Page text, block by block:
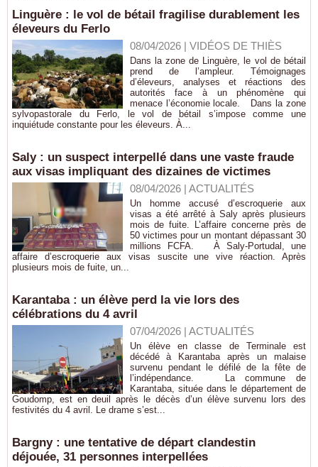
Linguère : le vol de bétail fragilise durablement les
éleveurs du Ferlo
08/04/2026| VIDÉOS DE THIÈS
Dans la zone de Linguère, le vol de bétail
prend de l’ampleur. Témoignages
d’éleveurs, analyses et réactions des
autorités face à un phénomène qui
menace l’économie locale. Dans la zone
sylvopastorale du Ferlo, le vol de bétail s’impose comme une
inquiétude constante pour les éleveurs. À...
Saly : un suspect interpellé dans une vaste fraude
aux visas impliquant des dizaines de victimes
08/04/2026| ACTUALITÉS
Un homme accusé d’escroquerie aux
visas a été arrêté à Saly après plusieurs
mois de fuite. L’affaire concerne près de
50 victimes pour un montant dépassant 30
millions FCFA. À Saly-Portudal, une
affaire d’escroquerie aux visas suscite une vive réaction. Après
plusieurs mois de fuite, un...
Karantaba : un élève perd la vie lors des
célébrations du 4 avril
07/04/2026| ACTUALITÉS
Un élève en classe de Terminale est
décédé à Karantaba après un malaise
survenu pendant le défilé de la fête de
l’indépendance. La commune de
Karantaba, située dans le département de
Goudomp, est en deuil après le décès d’un élève survenu lors des
festivités du 4 avril. Le drame s’est...
Bargny : une tentative de départ clandestin
déjouée, 31 personnes interpellées